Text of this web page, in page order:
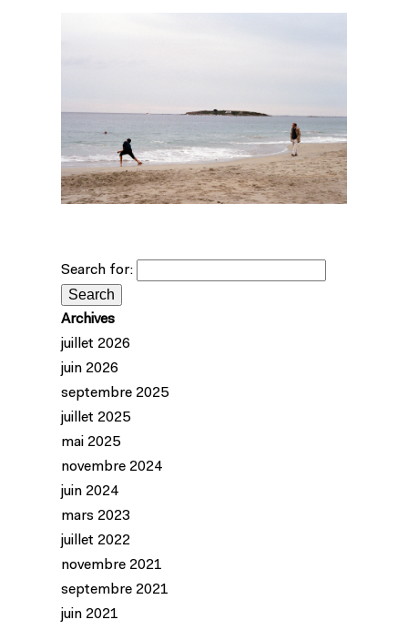
Search for:
Archives
juillet 2026
juin 2026
septembre 2025
juillet 2025
mai 2025
novembre 2024
juin 2024
mars 2023
juillet 2022
novembre 2021
septembre 2021
juin 2021